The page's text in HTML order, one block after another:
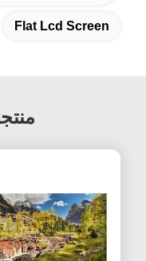
Flat Lcd Screen